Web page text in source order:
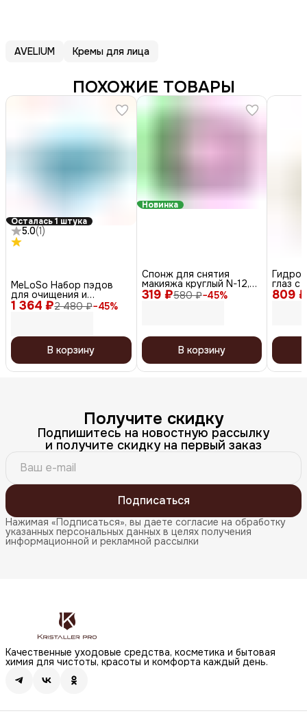
AVELIUM Кремы для лица
ПОХОЖИЕ ТОВАРЫ
Осталась 1 штука
5.0(1)
1 364 ₽2 480 ₽−45%
MeLoSo Набор пэдов
для очищения и
тонизирования кожи / 2
in 1 Dual Pad, 80 шт. x 2
В корзину
Новинка
319 ₽580 ₽−45%
Спонж для снятия
макияжа круглый N-12,
цветной, 2 шт.
В корзину
809 ₽
глаз с
Patch,
Получите скидку
Подпишитесь на новостную рассылку
и получите скидку на первый заказ
Подписаться
Нажимая «Подписаться», вы даете согласие на обработку
указанных персональных данных в целях получения
информационной и рекламной рассылки
Качественные уходовые средства, косметика и бытовая
химия для чистоты, красоты и комфорта каждый день.